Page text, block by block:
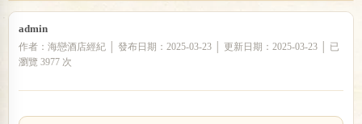
admin
作者：海戀酒店經紀 │ 發布日期：2025-03-23 │ 更新日期：2025-03-23 │ 已
瀏覽 3977 次